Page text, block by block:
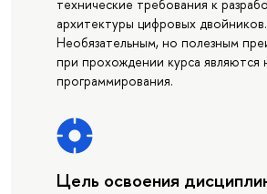
технические требования к
архитектуры цифровых двойников.
Необязательным, но полезным
при прохождении курса являются
программирования.
Цель освоения